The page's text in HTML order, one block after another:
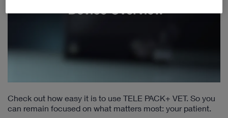
Check out how easy it is to use TELE PACK+ VET. So you
can remain focused on what matters most: your patient.